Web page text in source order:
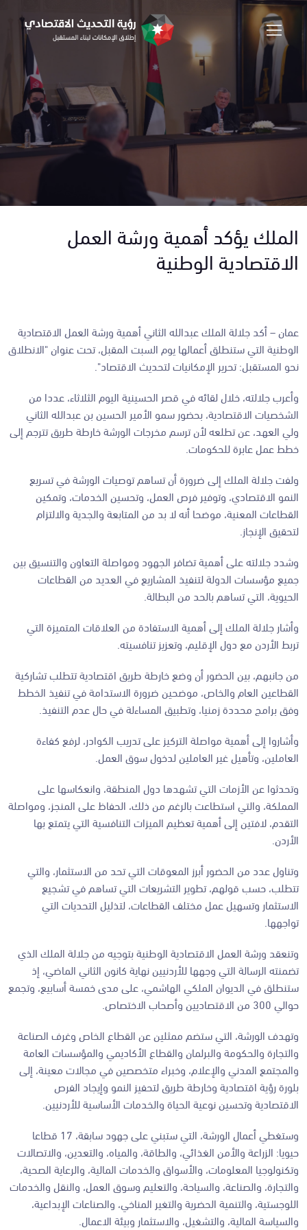
الملك يؤكد أهمية ورشة العمل
الاقتصادية الوطنية
عمان –أكد جلالة الملك عبدالله الثاني أهمية ورشة العمل الاقتصادية
الوطنية التي ستنطلق أعمالها يوم السبت المقبل، تحت عنوان "الانطلاق
نحو المستقبل: تحرير الإمكانيات لتحديث الاقتصاد".
وأعرب جلالته، خلال لقائه في قصر الحسينية اليوم الثلاثاء، عددا من
الشخصيات الاقتصادية، بحضور سمو الأمير الحسين بن عبدالله الثاني
ولي العهد، عن تطلعه لأن ترسم مخرجات الورشة خارطة طريق تترجم إلى
خطط عمل عابرة للحكومات.
ولفت جلالة الملك إلى ضرورة أن تساهم توصيات الورشة في تسريع
النمو الاقتصادي، وتوفير فرص العمل، وتحسين الخدمات، وتمكين
القطاعات المعنية، موضحا أنه لا بد من المتابعة والجدية والالتزام
لتحقيق الإنجاز.
وشدد جلالته على أهمية تضافر الجهود ومواصلة التعاون والتنسيق بين
جميع مؤسسات الدولة لتنفيذ المشاريع في العديد من القطاعات
الحيوية، التي تساهم بالحد من البطالة.
وأشار جلالة الملك إلى أهمية الاستفادة من العلاقات المتميزة التي
تربط الأردن مع دول الإقليم، وتعزيز تنافسيته.
من جانبهم، بين الحضور أن وضع خارطة طريق اقتصادية تتطلب تشاركية
القطاعين العام والخاص، موضحين ضرورة الاستدامة في تنفيذ الخطط
وفق برامج محددة زمنيا، وتطبيق المساءلة في حال عدم التنفيذ.
وأشاروا إلى أهمية مواصلة التركيز على تدريب الكوادر، لرفع كفاءة
العاملين، وتأهيل غير العاملين لدخول سوق العمل.
وتحدثوا عن الأزمات التي تشهدها دول المنطقة، وانعكاسها على
المملكة، والتي استطاعت بالرغم من ذلك، الحفاظ على المنجز، ومواصلة
التقدم، لافتين إلى أهمية تعظيم الميزات التنافسية التي يتمتع بها
الأردن.
وتناول عدد من الحضور أبرز المعوقات التي تحد من الاستثمار، والتي
تتطلب، حسب قولهم، تطوير التشريعات التي تساهم في تشجيع
الاستثمار وتسهيل عمل مختلف القطاعات، لتذليل التحديات التي
تواجهها.
وتنعقد ورشة العمل الاقتصادية الوطنية بتوجيه من جلالة الملك الذي
تضمنته الرسالة التي وجهها للأردنيين نهاية كانون الثاني الماضي، إذ
ستنطلق في الديوان الملكي الهاشمي، على مدى خمسة أسابيع، وتجمع
حوالي 300 من الاقتصاديين وأصحاب الاختصاص.
وتهدف الورشة، التي ستضم ممثلين عن القطاع الخاص وغرف الصناعة
والتجارة والحكومة والبرلمان والقطاع الأكاديمي والمؤسسات العامة
والمجتمع المدني والإعلام، وخبراء متخصصين في مجالات معينة، إلى
بلورة رؤية اقتصادية وخارطة طريق لتحفيز النمو وإيجاد الفرص
الاقتصادية وتحسين نوعية الحياة والخدمات الأساسية للأردنيين.
وستغطي أعمال الورشة، التي ستبني على جهود سابقة، 17 قطاعا
حيويا: الزراعة والأمن الغذائي، والطاقة، والمياه، والتعدين، والاتصالات
وتكنولوجيا المعلومات، والأسواق والخدمات المالية، والرعاية الصحية،
والتجارة، والصناعة، والسياحة، والتعليم وسوق العمل، والنقل والخدمات
اللوجستية، والتنمية الحضرية والتغير المناخي، والصناعات الإبداعية،
والسياسة المالية، والتشغيل، والاستثمار وبيئة الاعمال.